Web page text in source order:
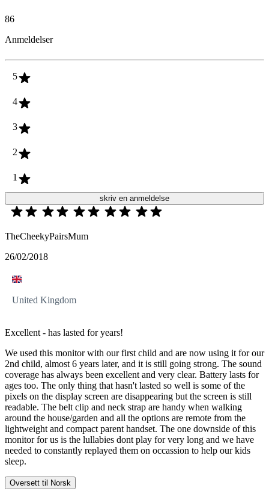
86
Anmeldelser
5
4
3
2
1
skriv en anmeldelse
TheCheekyPairsMum
26/02/2018
United Kingdom
Excellent - has lasted for years!
We used this monitor with our first child and are now using it for our
2nd child, almost 6 years later, and it is still going strong. The sound
coverage has always been excellent and very clear. Battery lasts for
ages too. The only thing that hasn't lasted so well is some of the
pixels on the display screen are disappearing but the screen is still
readable. The belt clip and neck strap are handy when walking
around the house/garden and all the options are remote from the
lightweight and compact parent handset. The one downside of this
monitor for us is the lullabies dont play for very long and we have
needed to constantly replayed them on occassion to help our kids
sleep.
Oversett til Norsk